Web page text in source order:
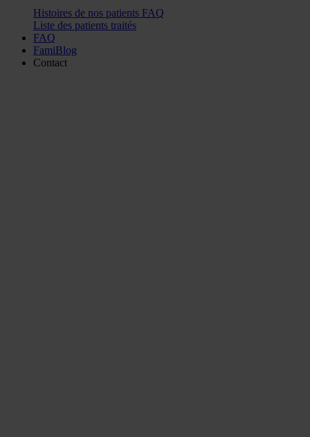
Histoires de nos patients FAQ
Liste des patients traités
FAQ
FamiBlog
Contact